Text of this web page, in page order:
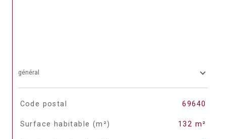
général
TRAD_SIROCCO_Caracteristique
Code postal 69640
Surface habitable (m²) 132 m²